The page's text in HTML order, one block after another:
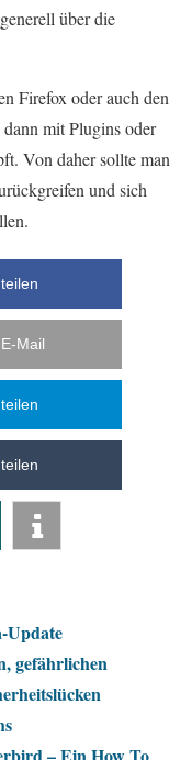
über die
Firefox oder auch den
mit Plugins oder
Von daher sollte man
und sich
teilen
E-Mail
teilen
teilen
Update
gefährlichen
– Ein How To